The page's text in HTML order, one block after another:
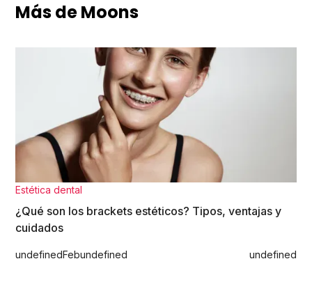
Más de Moons
Estética dental
¿Qué son los brackets estéticos? Tipos, ventajas y
cuidados
undefinedFebundefined undefined